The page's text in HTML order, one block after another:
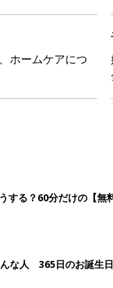
ホームケアにつ
する？60分だけの【無
な人 365日のお誕生日